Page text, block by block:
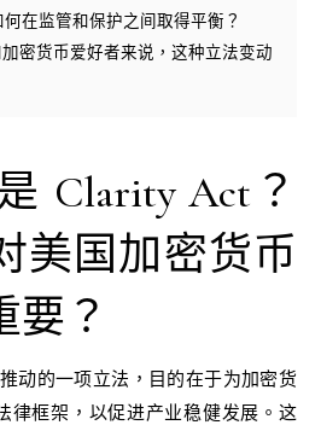
在监管和保护之间取得平衡？
密货币爱好者来说，这种立法变动
Clarity Act？
美国加密货币
要？
动的一项立法，目的在于为加密货
律框架，以促进产业稳健发展。这